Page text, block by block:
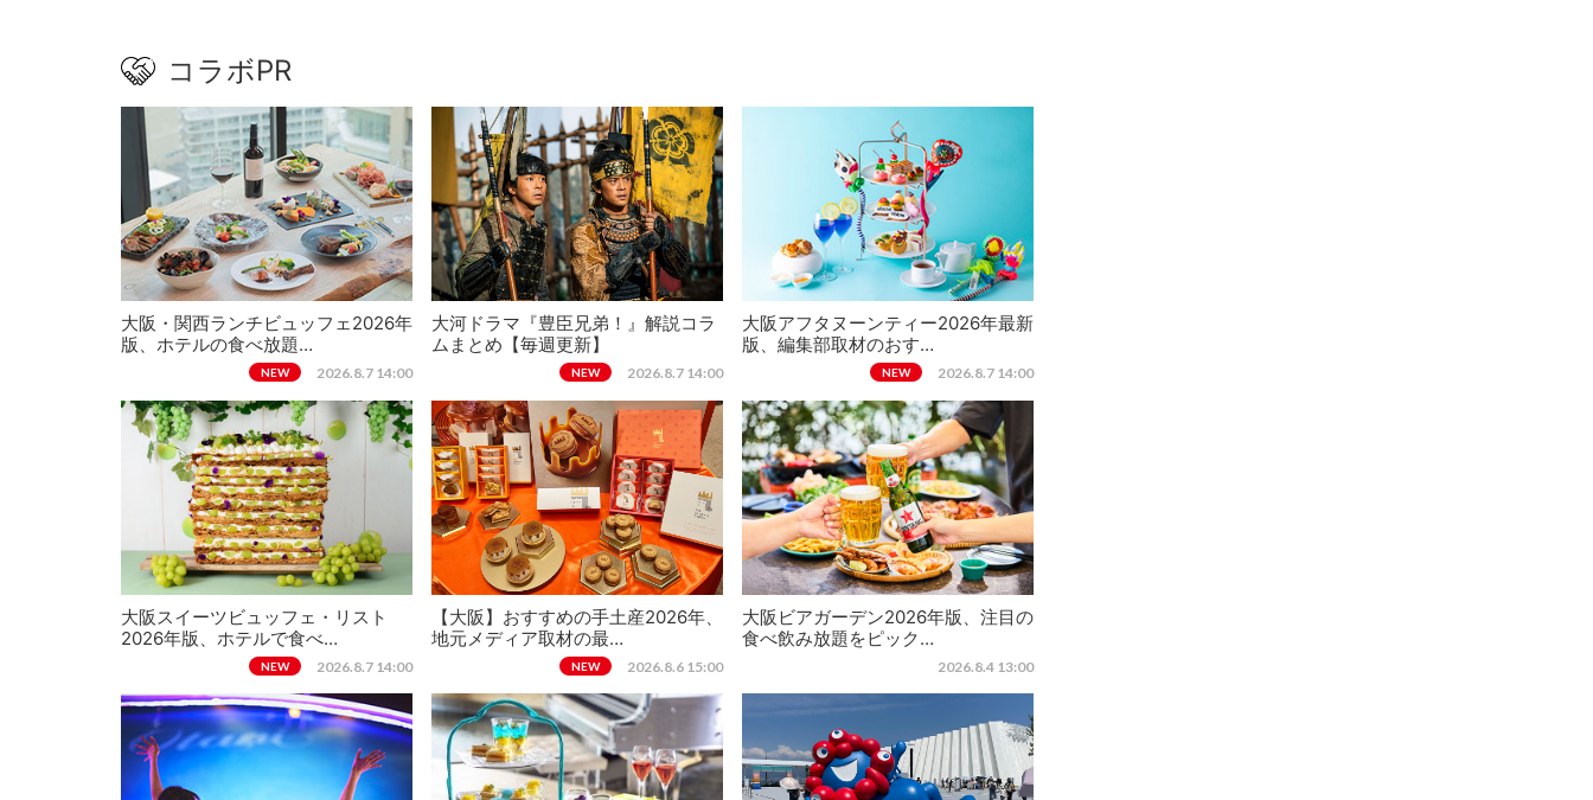
コラボPR
大阪・関西ランチビュッフェ2026年
版、ホテルの食べ放題…
NEW 2026.8.7 14:00
大河ドラマ『豊臣兄弟！』解説コラ
ムまとめ【毎週更新】
NEW 2026.8.7 14:00
大阪アフタヌーンティー2026年最新
版、編集部取材のおす…
NEW 2026.8.7 14:00
大阪スイーツビュッフェ・リスト
2026年版、ホテルで食べ…
NEW 2026.8.7 14:00
【大阪】おすすめの手土産2026年、
地元メディア取材の最…
NEW 2026.8.6 15:00
大阪ビアガーデン2026年版、注目の
食べ飲み放題をピック…
2026.8.4 13:00